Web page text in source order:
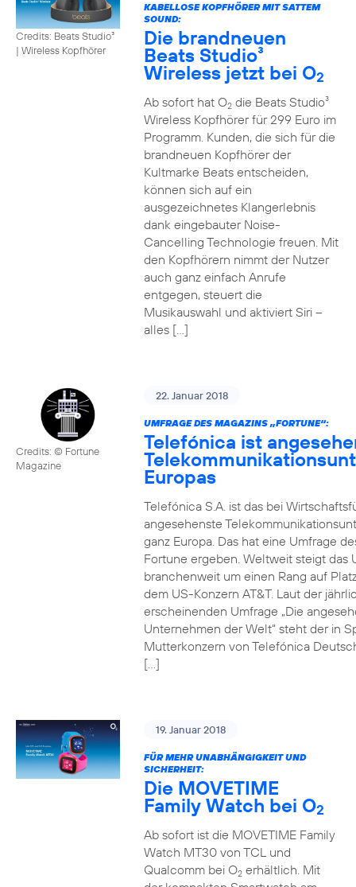
Credits: Beats Studio³
| Wireless Kopfhörer
KABELLOSE KOPFHÖRER MIT SATTEM
SOUND:
Die brandneuen
Beats Studio³
Wireless jetzt bei O2
Ab sofort hat O2die Beats Studio³
Wireless Kopfhörer für 299 Euro im
Programm. Kunden, die sich für die
brandneuen Kopfhörer der
Kultmarke Beats entscheiden,
können sich auf ein
ausgezeichnetes Klangerlebnis
dank eingebauter Noise-
Cancelling Technologie freuen. Mit
den Kopfhörern nimmt der Nutzer
auch ganz einfach Anrufe
entgegen, steuert die
Musikauswahl und aktiviert Siri –
alles […]
Credits: © Fortune
Magazine
22. Januar 2018
UMFRAGE DES MAGAZINS „FORTUNE“:
Telefónica ist
Europas
Telefónica S.A. ist das bei
angesehenste
ganz Europa. Das hat eine Umfrage
Fortune ergeben. Weltweit steigt das
branchenweit um einen Rang auf
dem US-Konzern AT&T. Laut der
erscheinenden Umfrage „Die
Unternehmen der Welt“ steht der in
Mutterkonzern von Telefónica
[…]
19. Januar 2018
FÜR MEHR UNABHÄNGIGKEIT UND
SICHERHEIT:
Die MOVETIME
Family Watch bei O2
Ab sofort ist die MOVETIME Family
Watch MT30 von TCL und
Qualcomm bei O2erhältlich. Mit